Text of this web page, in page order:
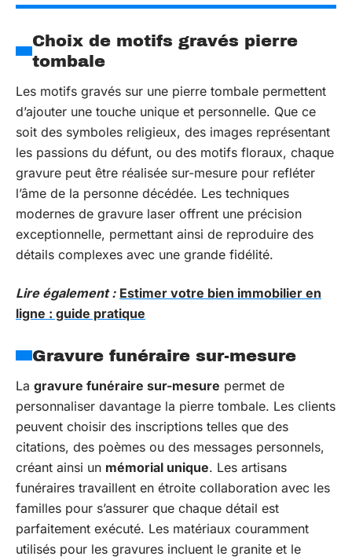
Choix de motifs gravés pierre
tombale
Les motifs gravés sur une pierre tombale permettent
d’ajouter une touche unique et personnelle. Que ce
soit des symboles religieux, des images représentant
les passions du défunt, ou des motifs floraux, chaque
gravure peut être réalisée sur-mesure pour refléter
l’âme de la personne décédée. Les techniques
modernes de gravure laser offrent une précision
exceptionnelle, permettant ainsi de reproduire des
détails complexes avec une grande fidélité.
Lire également : Estimer votre bien immobilier en
ligne : guide pratique
Gravure funéraire sur-mesure
La gravure funéraire sur-mesure permet de
personnaliser davantage la pierre tombale. Les clients
peuvent choisir des inscriptions telles que des
citations, des poèmes ou des messages personnels,
créant ainsi un mémorial unique. Les artisans
funéraires travaillent en étroite collaboration avec les
familles pour s’assurer que chaque détail est
parfaitement exécuté. Les matériaux couramment
utilisés pour les gravures incluent le granite et le